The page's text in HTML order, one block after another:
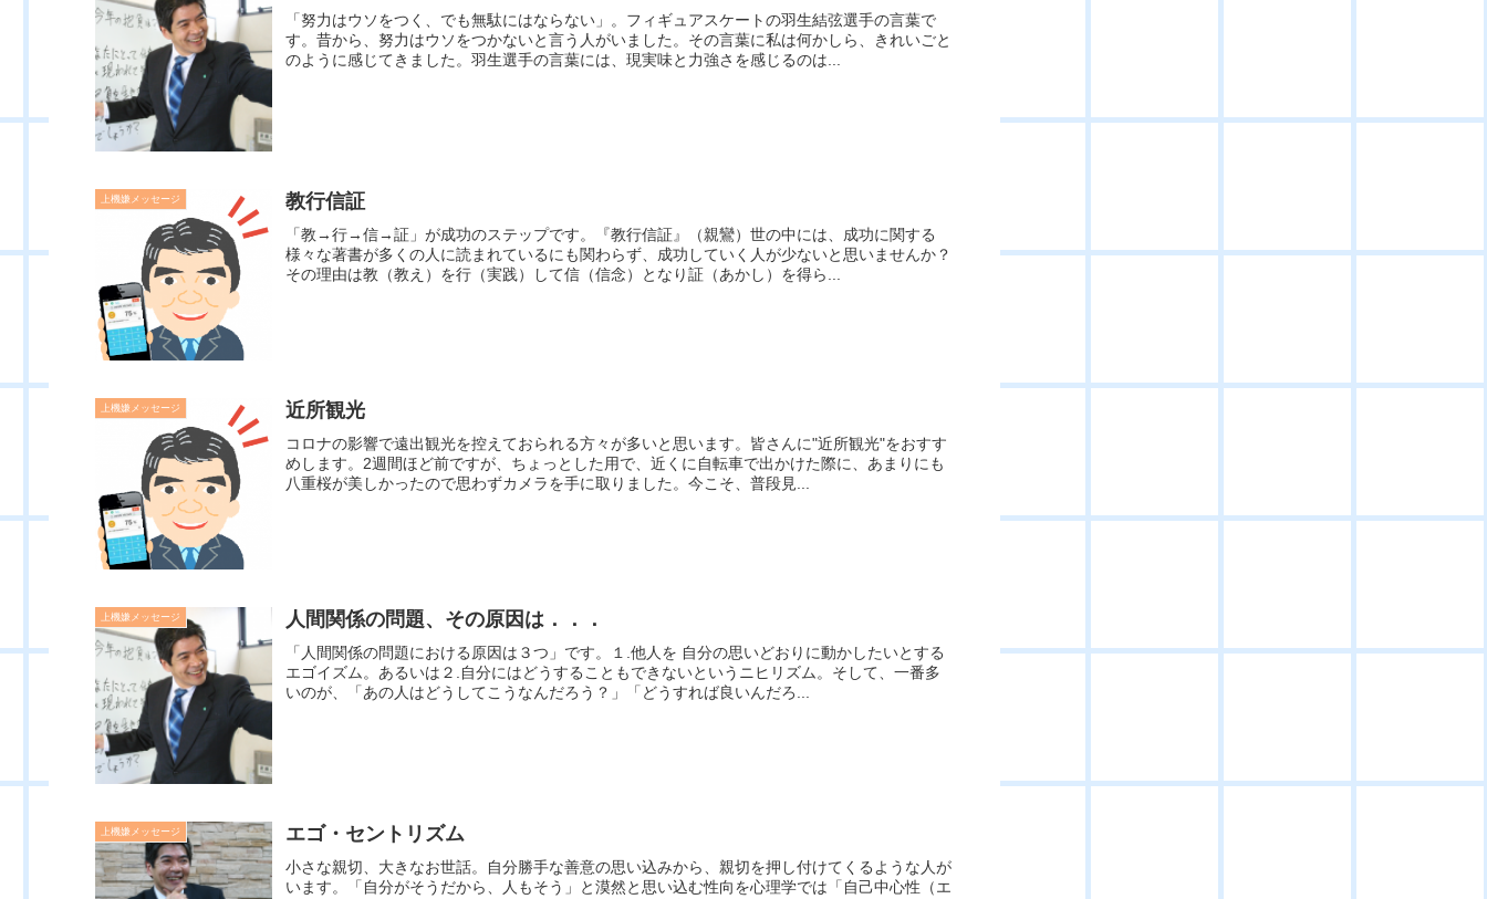
「努力はウソをつく、でも無駄にはならない」。フィギュアスケートの羽生結弦選手の言葉で
す。昔から、努力はウソをつかないと言う人がいました。その言葉に私は何かしら、きれいごと
のように感じてきました。羽生選手の言葉には、現実味と力強さを感じるのは...
上機嫌メッセージ 教行信証
「教→行→信→証」が成功のステップです。『教行信証』（親鸞）世の中には、成功に関する
様々な著書が多くの人に読まれているにも関わらず、成功していく人が少ないと思いませんか？
その理由は教（教え）を行（実践）して信（信念）となり証（あかし）を得ら...
上機嫌メッセージ 近所観光
コロナの影響で遠出観光を控えておられる方々が多いと思います。皆さんに"近所観光"をおすす
めします。2週間ほど前ですが、ちょっとした用で、近くに自転車で出かけた際に、あまりにも
八重桜が美しかったので思わずカメラを手に取りました。今こそ、普段見...
上機嫌メッセージ 人間関係の問題、その原因は．．．
「人間関係の問題における原因は３つ」です。１.他人を 自分の思いどおりに動かしたいとする
エゴイズム。あるいは２.自分にはどうすることもできないというニヒリズム。そして、一番多
いのが、「あの人はどうしてこうなんだろう？」「どうすれば良いんだろ...
上機嫌メッセージ エゴ・セントリズム
小さな親切、大きなお世話。自分勝手な善意の思い込みから、親切を押し付けてくるような人が
います。「自分がそうだから、人もそう」と漠然と思い込む性向を心理学では「自己中心性（エ